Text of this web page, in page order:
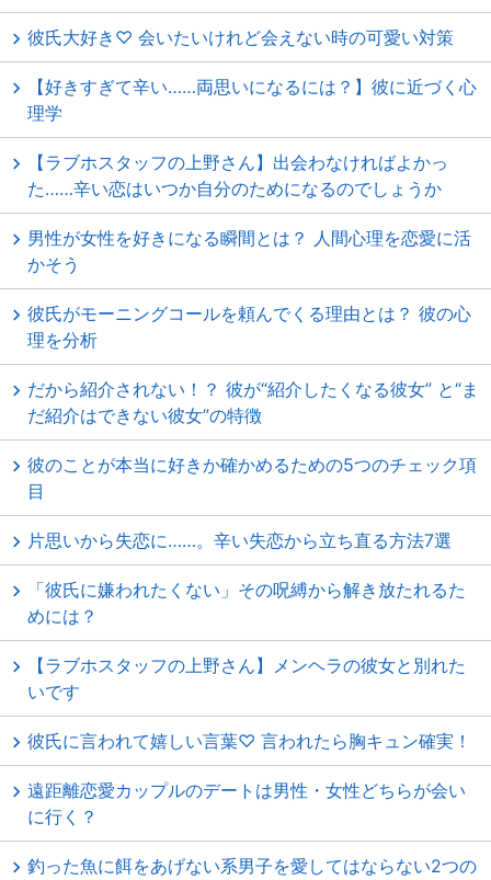
彼氏大好き♡ 会いたいけれど会えない時の可愛い対策
【好きすぎて辛い……両思いになるには？】彼に近づく心
理学
【ラブホスタッフの上野さん】出会わなければよかっ
た……辛い恋はいつか自分のためになるのでしょうか
男性が女性を好きになる瞬間とは？ 人間心理を恋愛に活
かそう
彼氏がモーニングコールを頼んでくる理由とは？ 彼の心
理を分析
だから紹介されない！？ 彼が“紹介したくなる彼女” と“ま
だ紹介はできない彼女”の特徴
彼のことが本当に好きか確かめるための5つのチェック項
目
片思いから失恋に……。辛い失恋から立ち直る方法7選
「彼氏に嫌われたくない」その呪縛から解き放たれるた
めには？
【ラブホスタッフの上野さん】メンヘラの彼女と別れた
いです
彼氏に言われて嬉しい言葉♡ 言われたら胸キュン確実！
遠距離恋愛カップルのデートは男性・女性どちらが会い
に行く？
釣った魚に餌をあげない系男子を愛してはならない2つの